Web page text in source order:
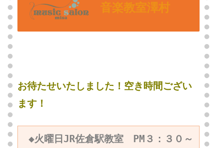
音楽教室澤村
お待たせいたしました！空き時間ござい
ます！
◆火曜日JR佐倉駅教室　PM３：３０～